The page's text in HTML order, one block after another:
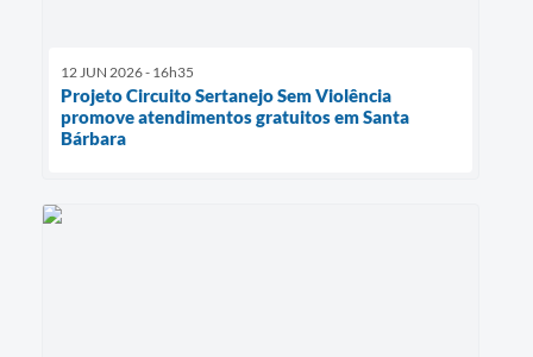
12 JUN 2026 - 16h35
Projeto Circuito Sertanejo Sem Violência
promove atendimentos gratuitos em Santa
Bárbara